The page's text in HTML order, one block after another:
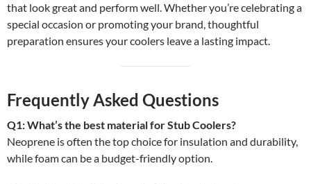
that look great and perform well. Whether you’re celebrating a
special occasion or promoting your brand, thoughtful
preparation ensures your coolers leave a lasting impact.
Frequently Asked Questions
Q1: What’s the best material for Stub Coolers?
Neoprene is often the top choice for insulation and durability,
while foam can be a budget-friendly option.